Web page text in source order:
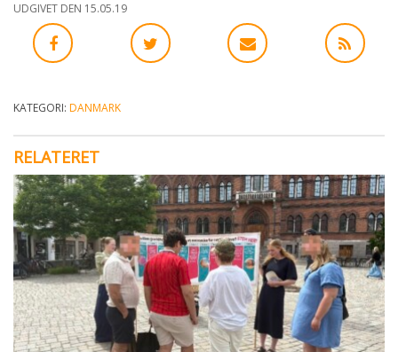
indlæg:
Folketingskandidater
gav
responsForrige
indlæg:
Sorgen
efter
en
selvvalgt
abort
UDGIVET DEN 15.05.19
KATEGORI: DANMARK
RELATERET